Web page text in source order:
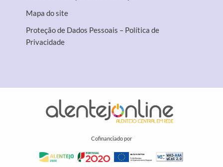
Mapa do site
Proteção de Dados Pessoais – Política de
Privacidade
Cofinanciado por